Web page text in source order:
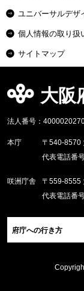
ユニバーサルデザ
個人情報の取り扱
サイトマップ
大阪
法人番号：
本庁
〒540-8570
代表電話番
咲洲庁舎
〒559-8555
代表電話番
府庁への行き方